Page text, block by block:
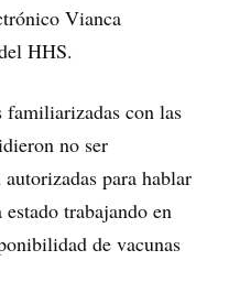
Vianca
HHS.
familiarizadas con las
no ser
para hablar
trabajando en
de vacunas